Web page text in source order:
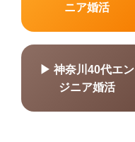
ニア婚活
▶ 神奈川40代エン
ジニア婚活